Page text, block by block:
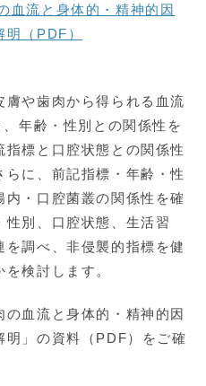
血流と身体的・精神的因
（PDF）
や歯肉から得られる血流
年齢・性別との関係性を
標と口腔状態との関係性
に、前記指標・年齢・性
・口腔菌叢の関係性を確
別、口腔状態、生活習
調べ、非侵襲的指標を健
検討します。
血流と身体的・精神的因
」の資料（PDF）をご確